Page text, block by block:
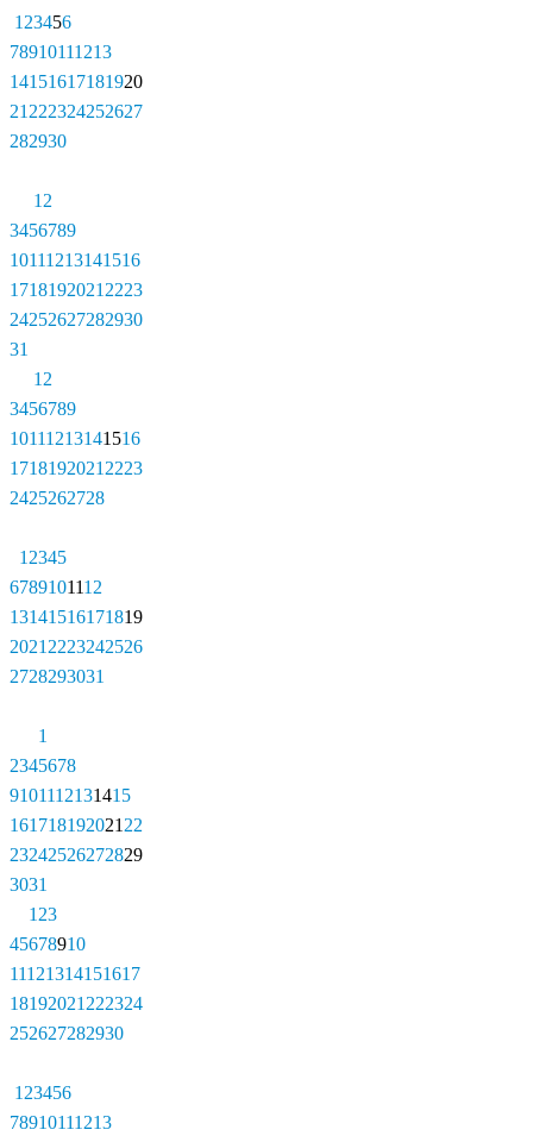
1 23456
78910111213
14151617181920
21 222324252627
282930
1 2
3456789
10111213141516
1718192021 2223
24252627282930
31
1 2
3456789
10111213141516
1718192021 2223
2425262728
1 2345
6789101112
13141516171819
2021 2223242526
2728293031
1
2345678
9101112131415
161718192021 22
23242526272829
3031
1 23
45678910
11121314151617
18192021 222324
252627282930
1 23456
78910111213